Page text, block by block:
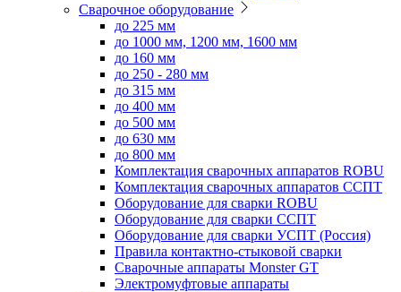
Сварочное оборудование
до 225 мм
до 1000 мм, 1200 мм, 1600 мм
до 160 мм
до 250 - 280 мм
до 315 мм
до 400 мм
до 500 мм
до 630 мм
до 800 мм
Комплектация сварочных аппаратов ROBU
Комплектация сварочных аппаратов ССПТ
Оборудование для сварки ROBU
Оборудование для сварки ССПТ
Оборудование для сварки УСПТ (Россия)
Правила контактно-стыковой сварки
Сварочные аппараты Monster GT
Электромуфтовые аппараты